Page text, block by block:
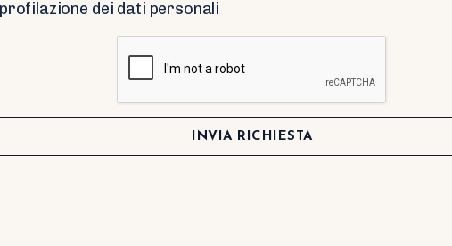
dei dati personali
INVIA RICHIESTA